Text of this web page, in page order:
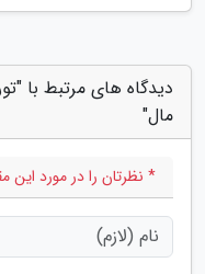
دیدگاه های مرتبط با
مال"
* نظرتان را در مورد این